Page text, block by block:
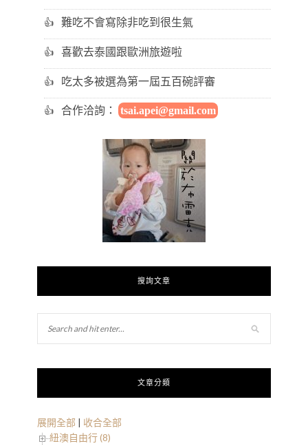
難吃不會寫除非吃到很生氣
喜歡去泰國跟歐洲旅遊啦
吃太多被選為第一屆五百碗評審
合作洽詢： tsai.apei@gmail.com
搜詢文章
文章分類
展開全部 | 收合全部
紐澳自由行 (8)